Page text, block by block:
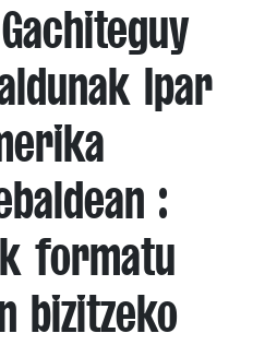
Ipar
:
formatu
bizitzeko